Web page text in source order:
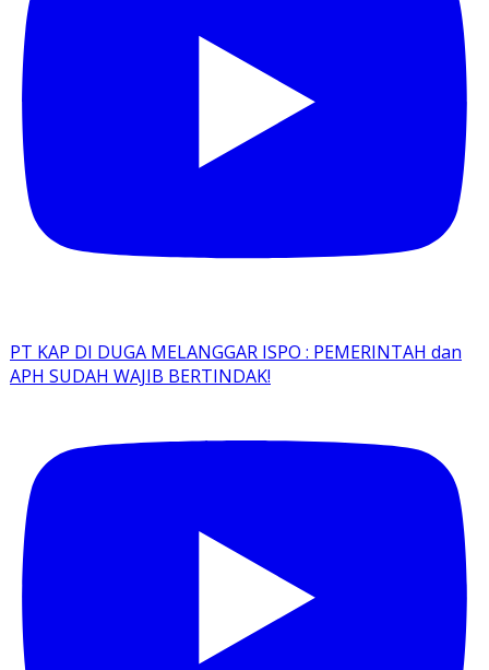
PT KAP DI DUGA MELANGGAR ISPO : PEMERINTAH dan
APH SUDAH WAJIB BERTINDAK!